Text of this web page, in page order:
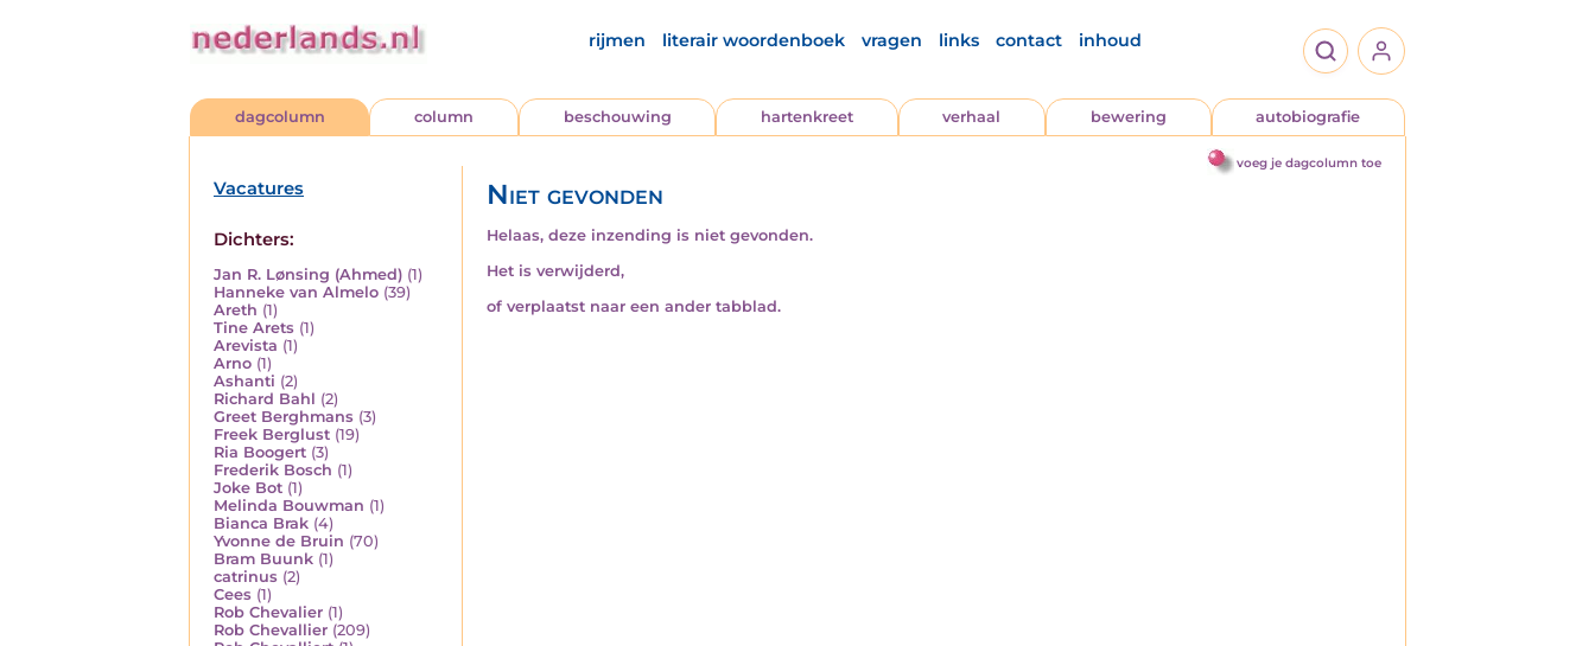
rijmen literair woordenboek vragen links contact inhoud
dagcolumn column beschouwing hartenkreet verhaal bewering autobiografie
voeg je dagcolumn toe
Vacatures
Dichters:
Jan R. Lønsing (Ahmed) (1)
Hanneke van Almelo (39)
Areth (1)
Tine Arets (1)
Arevista (1)
Arno (1)
Ashanti (2)
Richard Bahl (2)
Greet Berghmans (3)
Freek Berglust (19)
Ria Boogert (3)
Frederik Bosch (1)
Joke Bot (1)
Melinda Bouwman (1)
Bianca Brak (4)
Yvonne de Bruin (70)
Bram Buunk (1)
catrinus (2)
Cees (1)
Rob Chevalier (1)
Rob Chevallier (209)
Niet gevonden
Helaas, deze inzending is niet gevonden.
Het is verwijderd,
of verplaatst naar een ander tabblad.